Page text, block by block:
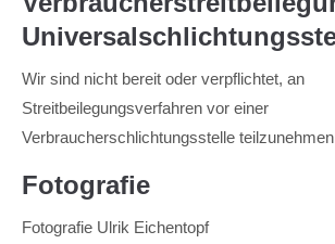
Wir sind nicht bereit oder verpflichtet, an
Streitbeilegungsverfahren vor einer
Verbraucherschlichtungsstelle
Fotografie
Fotografie Ulrik Eichentopf